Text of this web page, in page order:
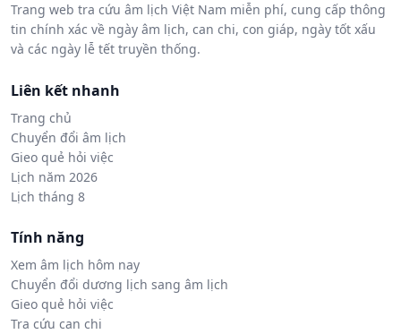
Trang web tra cứu âm lịch Việt Nam miễn phí, cung cấp thông
tin chính xác về ngày âm lịch, can chi, con giáp, ngày tốt xấu
và các ngày lễ tết truyền thống.
Liên kết nhanh
Trang chủ
Chuyển đổi âm lịch
Gieo quẻ hỏi việc
Lịch năm 2026
Lịch tháng 8
Tính năng
Xem âm lịch hôm nay
Chuyển đổi dương lịch sang âm lịch
Gieo quẻ hỏi việc
Tra cứu can chi